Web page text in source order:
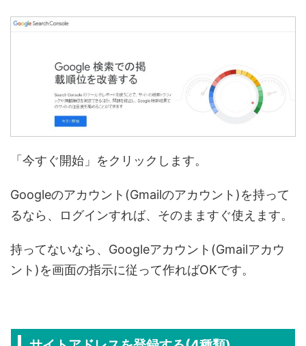
「今すぐ開始」をクリックします。
Googleのアカウント(Gmailのアカウント)を持って
るなら、ログインすれば、そのまますぐ使えます。
持ってないなら、Googleアカウント(Gmailアカウ
ント)を画面の指示に従って作ればOKです。